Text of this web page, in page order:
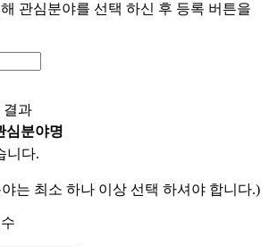
관심분야를 선택 하신 후 등록 버튼을
결과
심분야명
니다.
는 최소 하나 이상 선택 하셔야 합니다.)